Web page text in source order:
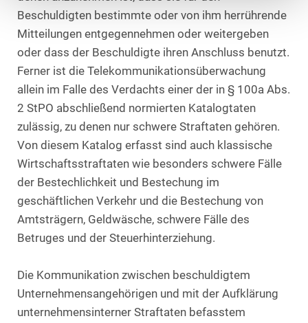
Beschuldigten bestimmte oder von ihm herrührende
Mitteilungen entgegennehmen oder weitergeben
oder dass der Beschuldigte ihren Anschluss benutzt.
Ferner ist die Telekommunikationsüberwachung
allein im Falle des Verdachts einer der in § 100a Abs.
2 StPO abschließend normierten Katalogtaten
zulässig, zu denen nur schwere Straftaten gehören.
Von diesem Katalog erfasst sind auch klassische
Wirtschaftsstraftaten wie besonders schwere Fälle
der Bestechlichkeit und Bestechung im
geschäftlichen Verkehr und die Bestechung von
Amtsträgern, Geldwäsche, schwere Fälle des
Betruges und der Steuerhinterziehung.
Die Kommunikation zwischen beschuldigtem
Unternehmensangehörigen und mit der Aufklärung
unternehmensinterner Straftaten befasstem